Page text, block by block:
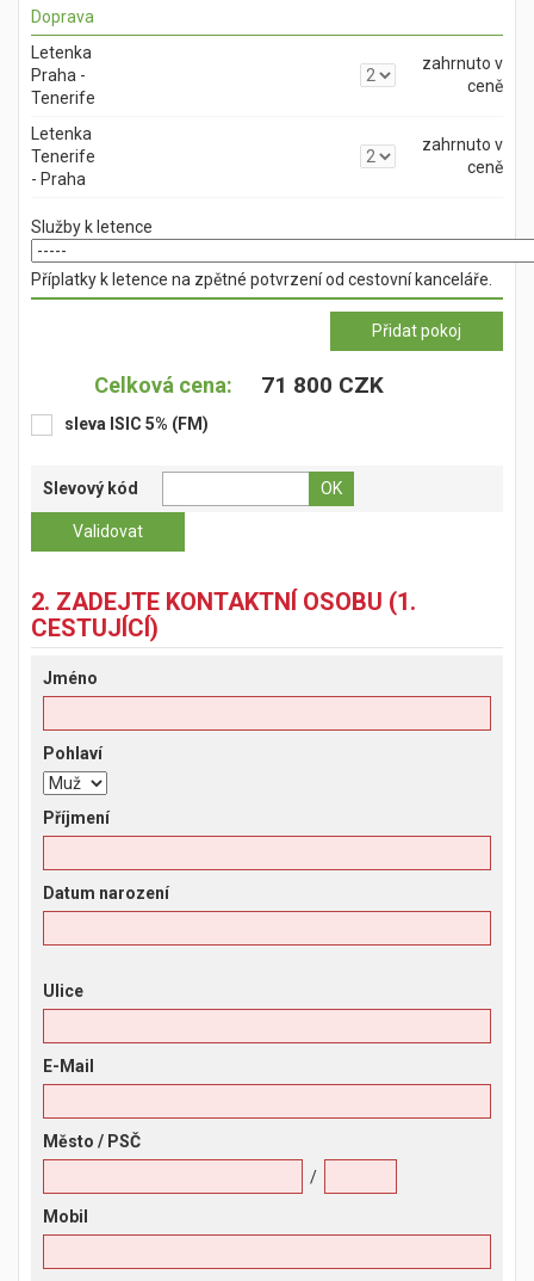
Doprava
Letenka
Praha -
Tenerife
zahrnuto v
ceně
Letenka
Tenerife
- Praha
zahrnuto v
ceně
Služby k letence
Příplatky k letence na zpětné potvrzení od cestovní kanceláře.
Celková cena: 71 800 CZK
sleva ISIC 5% (FM)
Slevový kód
2. ZADEJTE KONTAKTNÍ OSOBU (1.
CESTUJÍCÍ)
Jméno
Pohlaví
Příjmení
Datum narození
Ulice
E-Mail
Město / PSČ
/
Mobil